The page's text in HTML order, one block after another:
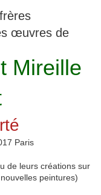
œuvres de
Mireille
Paris
de leurs créations sur
peintures)